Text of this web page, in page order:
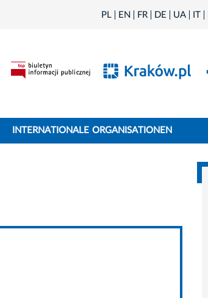
PL EN FR DE UA IT
INTERNATIONALE ORGANISATIONEN